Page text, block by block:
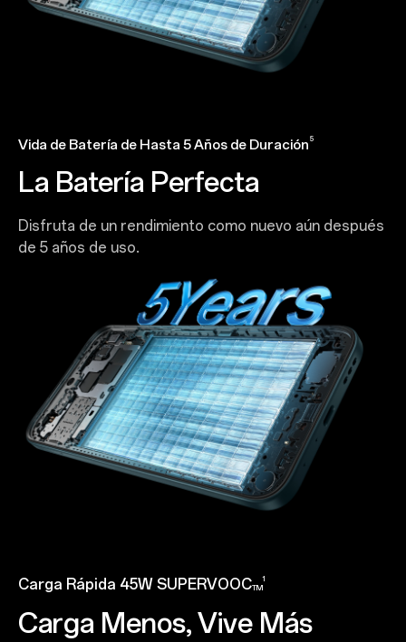
Vida de Batería de Hasta 5 Años de Duración 5
La Batería Perfecta
Disfruta de un rendimiento como nuevo aún después
de 5 años de uso.
Carga Rápida 45W SUPERVOOCTM
1
Carga Menos, Vive Más